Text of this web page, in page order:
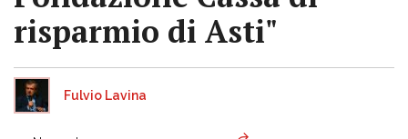
risparmio di Asti"
Fulvio Lavina